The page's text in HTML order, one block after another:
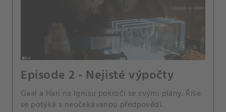
Episode 2 - Nejisté výpočty
Gaal a Hari na Ignisu pokročí se svými plány. Říše
se potýká s neočekávanou předpovědí.